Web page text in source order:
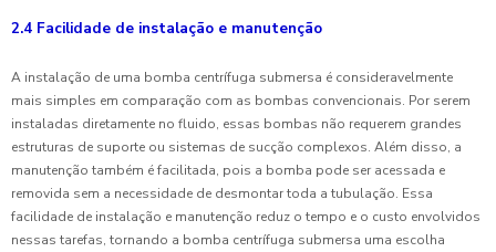
2.4 Facilidade de instalação e manutenção
A instalação de uma bomba centrífuga submersa é consideravelmente
mais simples em comparação com as bombas convencionais. Por serem
instaladas diretamente no fluido, essas bombas não requerem grandes
estruturas de suporte ou sistemas de sucção complexos. Além disso, a
manutenção também é facilitada, pois a bomba pode ser acessada e
removida sem a necessidade de desmontar toda a tubulação. Essa
facilidade de instalação e manutenção reduz o tempo e o custo envolvidos
nessas tarefas, tornando a bomba centrífuga submersa uma escolha